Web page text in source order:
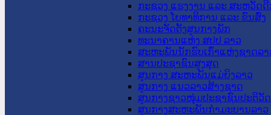
ກະຊວງ ແຮງງານ ແລະ ສະຫວັດ
ກະຊວງ ໂຍທາທິການ ແລະ ຂົນສົ່ງ
ຄະນະຈັດຕັ້ງສູນກາງພັກ
ທະນາຄານແຫ່ງ ສປປ ລາວ
ສະຫະພັນນັກຮົບເກົ່າແຫ່ງຊາດລາ
ສານປະຊາຊົນສູງສຸດ
ສູນກາງ ສະຫະພັນແມ່ຍິງລາວ
ສູນກາງ ແນວລາວສ້າງຊາດ
ສູນກາງຊາວໜຸ່ມປະຊາຊົນປະຕິວັ
ສູນກາງສະຫະພັນກຳມະບານລາວ